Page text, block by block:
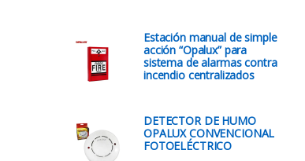
Estación manual de simple
acción “Opalux” para
sistema de alarmas contra
incendio centralizados
DETECTOR DE HUMO
OPALUX CONVENCIONAL
FOTOELÉCTRICO